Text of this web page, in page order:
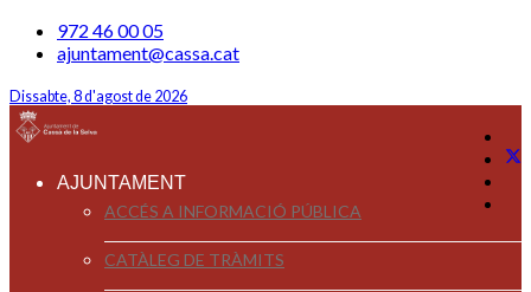
972 46 00 05
ajuntament@cassa.cat
Dissabte, 8 d'agost de 2026
AJUNTAMENT
ACCÉS A INFORMACIÓ PÚBLICA
CATÀLEG DE TRÀMITS